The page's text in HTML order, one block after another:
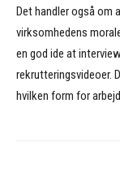
Det handler også om
virksomhedens
en god ide at
rekrutteringsvideoer.
hvilken form for